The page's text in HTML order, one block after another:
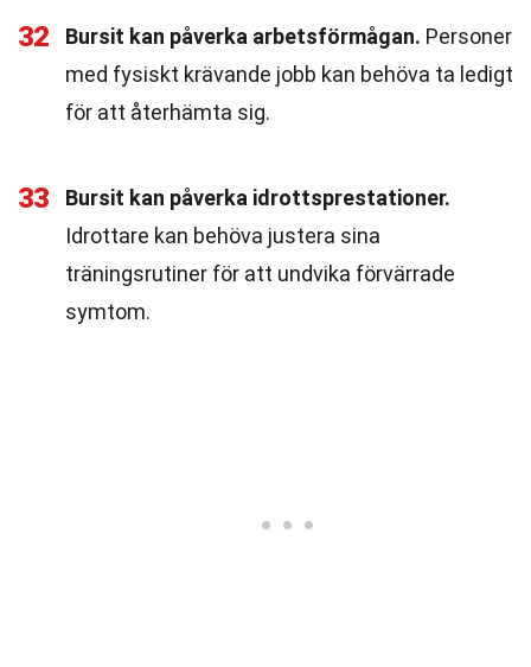
32 Bursit kan påverka arbetsförmågan. Personer
med fysiskt krävande jobb kan behöva ta ledigt
för att återhämta sig.
33
Bursit kan påverka idrottsprestationer.
Idrottare kan behöva justera sina
träningsrutiner för att undvika förvärrade
symtom.